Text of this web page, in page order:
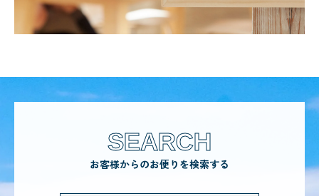
SEARCH
お客様からのお便りを検索する